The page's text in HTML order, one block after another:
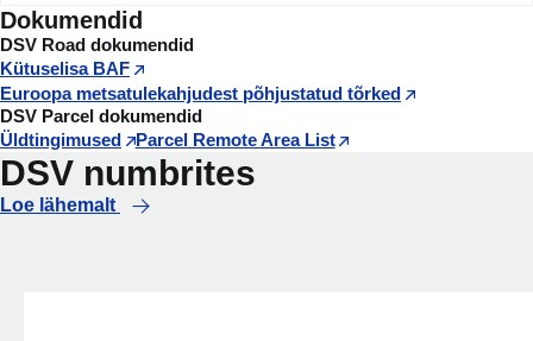
Dokumendid
DSV Road dokumendid
Kütuselisa BAF
Euroopa metsatulekahjudest põhjustatud tõrked
DSV Parcel dokumendid
Üldtingimused
Parcel Remote Area List
DSV numbrites
Loe lähemalt